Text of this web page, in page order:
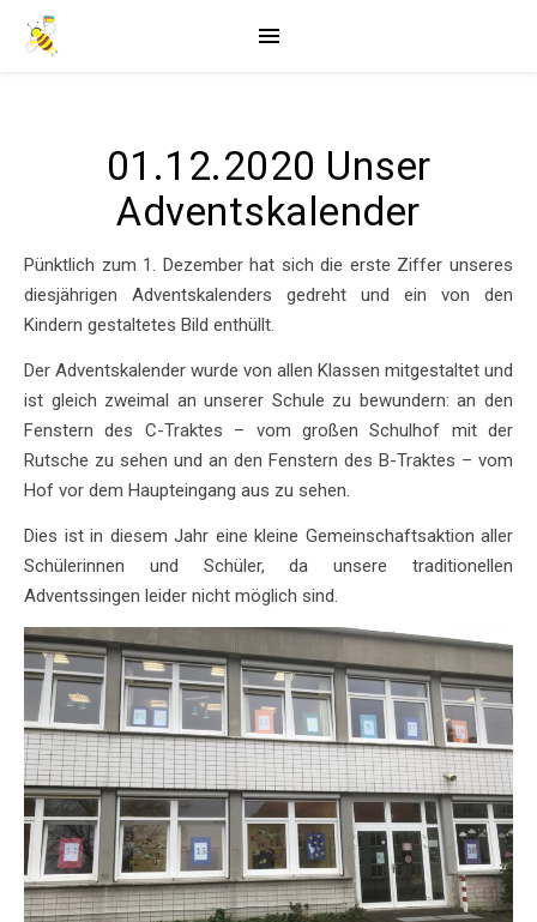
01.12.2020 Unser
Adventskalender
Pünktlich zum 1. Dezember hat sich die erste Ziffer unseres
diesjährigen Adventskalenders gedreht und ein von den
Kindern gestaltetes Bild enthüllt.
Der Adventskalender wurde von allen Klassen mitgestaltet und
ist gleich zweimal an unserer Schule zu bewundern: an den
Fenstern des C-Traktes – vom großen Schulhof mit der
Rutsche zu sehen und an den Fenstern des B-Traktes – vom
Hof vor dem Haupteingang aus zu sehen.
Dies ist in diesem Jahr eine kleine Gemeinschaftsaktion aller
Schülerinnen und Schüler, da unsere traditionellen
Adventssingen leider nicht möglich sind.